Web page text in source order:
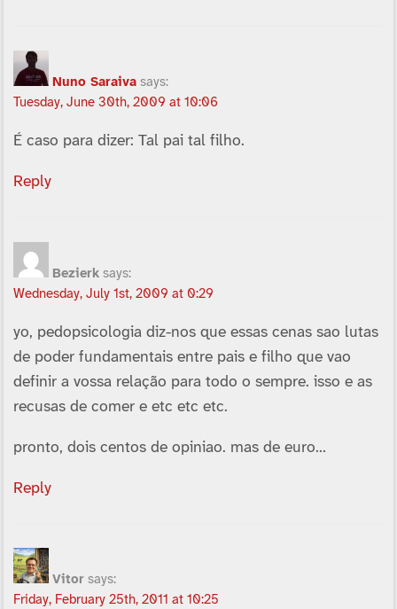
Nuno Saraiva says:
Tuesday, June 30th, 2009 at 10:06
É caso para dizer: Tal pai tal filho.
Reply
Bezierk says:
Wednesday, July 1st, 2009 at 0:29
yo, pedopsicologia diz-nos que essas cenas sao lutas
de poder fundamentais entre pais e filho que vao
definir a vossa relação para todo o sempre. isso e as
recusas de comer e etc etc etc.
pronto, dois centos de opiniao. mas de euro…
Reply
Vitor says:
Friday, February 25th, 2011 at 10:25